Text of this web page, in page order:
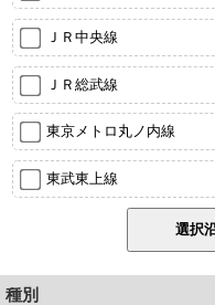
ＪＲ中央線
ＪＲ総武線
東京メトロ丸ノ内線
東武東上線
種別